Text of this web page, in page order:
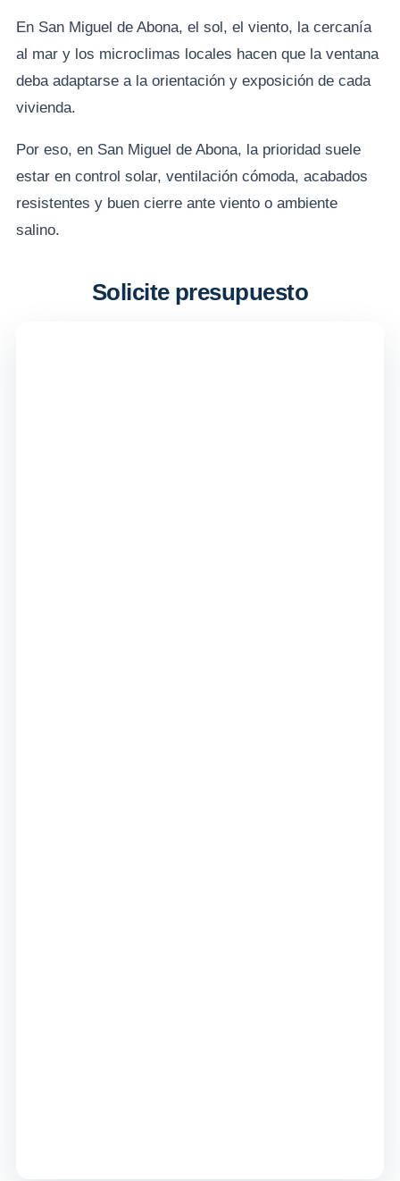
En San Miguel de Abona, el sol, el viento, la cercanía
al mar y los microclimas locales hacen que la ventana
deba adaptarse a la orientación y exposición de cada
vivienda.
Por eso, en San Miguel de Abona, la prioridad suele
estar en control solar, ventilación cómoda, acabados
resistentes y buen cierre ante viento o ambiente
salino.
Solicite presupuesto